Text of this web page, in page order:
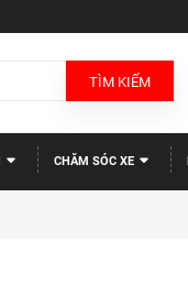
TÌM KIẾM
CHĂM SÓC XE